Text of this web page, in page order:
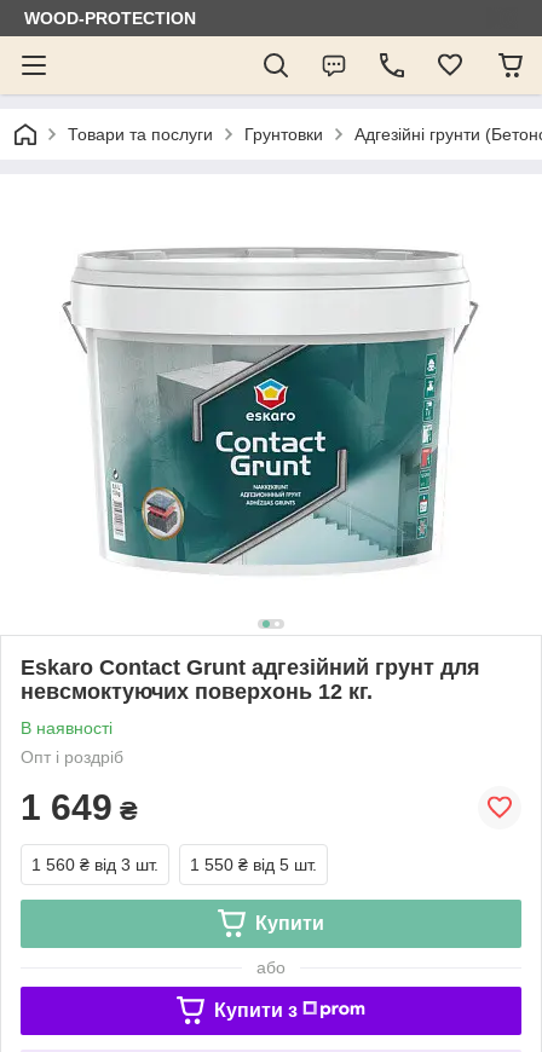
WOOD-PROTECTION
Товари та послуги Грунтовки Адгезійні грунти
Eskaro Contact Grunt адгезійний грунт для
невсмоктуючих поверхонь 12 кг.
В наявності
Опт і роздріб
1 649 ₴
1 560 ₴ від 3 шт. 1 550 ₴ від 5 шт.
Купити
або
Купити з